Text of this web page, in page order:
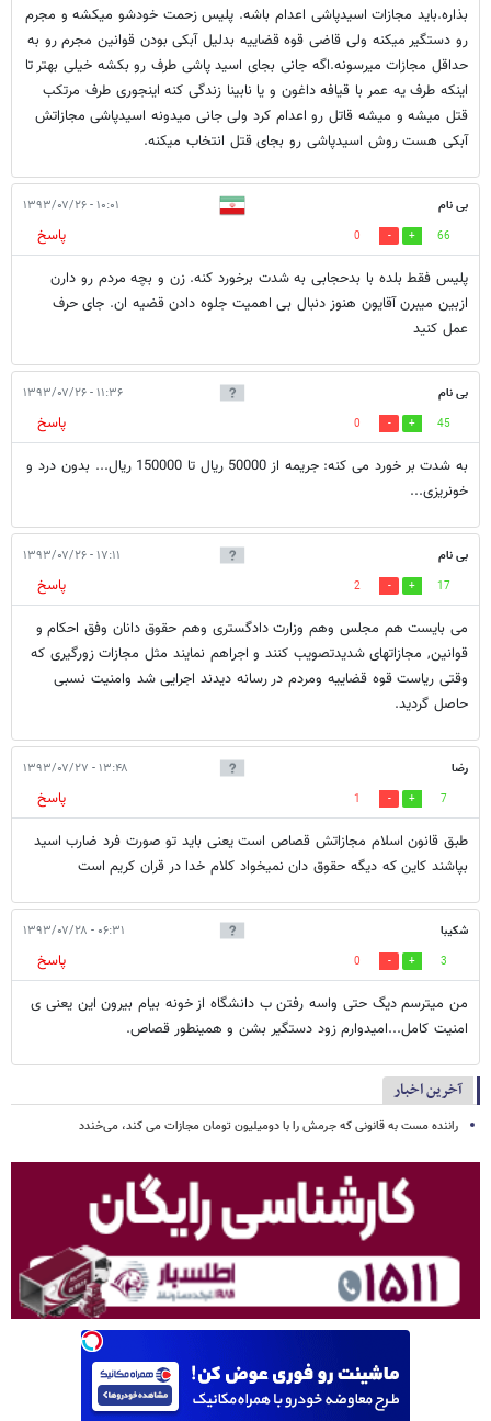
بذاره.باید مجازات اسیدپاشی اعدام باشه. پلیس زحمت خودشو میکشه و مجرم
رو دستگیر میکنه ولی قاضی قوه قضاییه بدلیل آبکی بودن قوانین مجرم رو به
حداقل مجازات میرسونه.اگه جانی بجای اسید پاشی طرف رو بکشه خیلی بهتر تا
اینکه طرف یه عمر با قیافه داغون و یا نابینا زندگی کنه اینجوری طرف مرتکب
قتل میشه و میشه قاتل رو اعدام کرد ولی جانی میدونه اسیدپاشی مجازاتش
آبکی هست روش اسیدپاشی رو بجای قتل انتخاب میکنه.
بی نام ۱۰:۰۱ - ۱۳۹۳/۰۷/۲۶
66
0
پاسخ
پلیس فقط بلده با بدحجابی به شدت برخورد کنه. زن و بچه مردم رو دارن
ازبین میبرن آقایون هنوز دنبال بی اهمیت جلوه دادن قضیه ان. جای حرف
عمل کنید
بی نام ۱۱:۳۶ - ۱۳۹۳/۰۷/۲۶
45
0
پاسخ
به شدت بر خورد می کنه: جریمه از 50000 ریال تا 150000 ریال... بدون درد و
خونریزی...
بی نام ۱۷:۱۱ - ۱۳۹۳/۰۷/۲۶
17
2
پاسخ
می بایست هم مجلس وهم وزارت دادگستری وهم حقوق دانان وفق احکام و
قوانین, مجازاتهای شدیدتصویب کنند و اجراهم نمایند مثل مجازات زورگیری که
وقتی ریاست قوه قضاییه ومردم در رسانه دیدند اجرایی شد وامنیت نسبی
حاصل گردید.
رضا ۱۳:۴۸ - ۱۳۹۳/۰۷/۲۷
7
1
پاسخ
طبق قانون اسلام مجازاتش قصاص است یعنی باید تو صورت فرد ضارب اسید
بپاشند کاین که دیگه حقوق دان نمیخواد کلام خدا در قران کریم است
شکیبا ۰۶:۳۱ - ۱۳۹۳/۰۷/۲۸
3
0
پاسخ
من میترسم دیگ حتی واسه رفتن ب دانشگاه از خونه بیام بیرون این یعنی ی
امنیت کامل...امیدوارم زود دستگیر بشن و همینطور قصاص.
آخرین اخبار
راننده مست به قانونی که جرمش را با دومیلیون تومان مجازات می کند، می‌خندد